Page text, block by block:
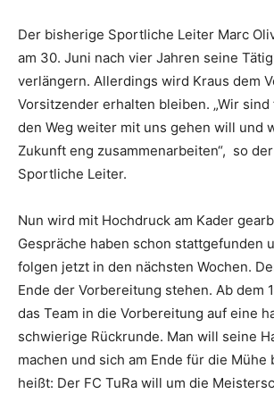
Der bisherige Sportliche Leiter Marc
am 30. Juni nach vier Jahren seine
verlängern. Allerdings wird Kraus dem
Vorsitzender erhalten bleiben. „Wir
den Weg weiter mit uns gehen will und
Zukunft eng zusammenarbeiten“, so
Sportliche Leiter.
Nun wird mit Hochdruck am Kader
Gespräche haben schon stattgefunden
folgen jetzt in den nächsten Wochen.
Ende der Vorbereitung stehen. Ab dem
das Team in die Vorbereitung auf eine
schwierige Rückrunde. Man will seine
machen und sich am Ende für die Mühe
heißt: Der FC TuRa will um die